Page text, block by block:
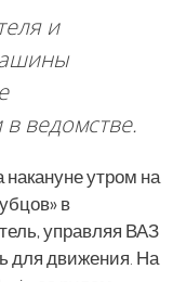
и
ведомстве.
утром на
в
управляя ВАЗ
для движения. На